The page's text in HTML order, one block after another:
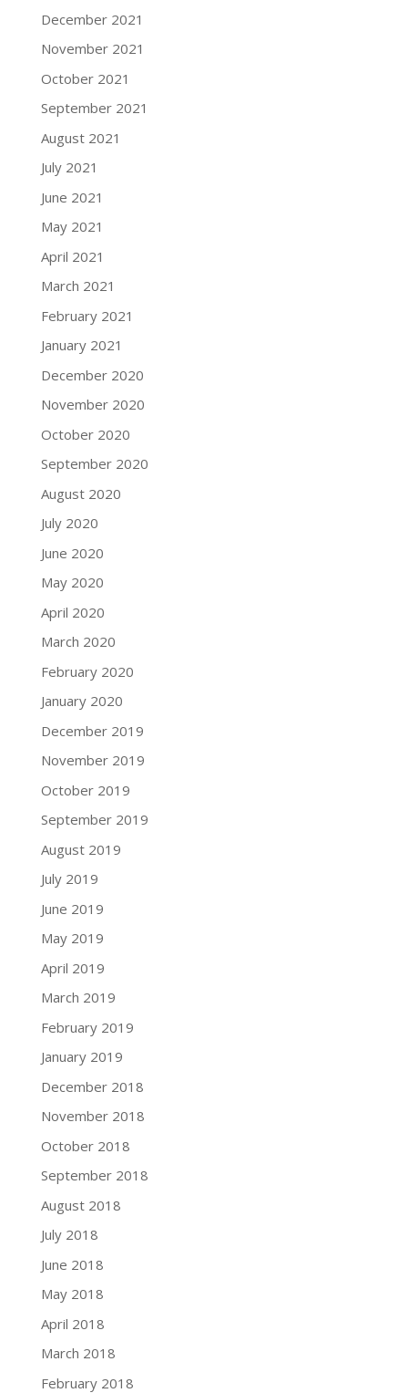
December 2021
November 2021
October 2021
September 2021
August 2021
July 2021
June 2021
May 2021
April 2021
March 2021
February 2021
January 2021
December 2020
November 2020
October 2020
September 2020
August 2020
July 2020
June 2020
May 2020
April 2020
March 2020
February 2020
January 2020
December 2019
November 2019
October 2019
September 2019
August 2019
July 2019
June 2019
May 2019
April 2019
March 2019
February 2019
January 2019
December 2018
November 2018
October 2018
September 2018
August 2018
July 2018
June 2018
May 2018
April 2018
March 2018
February 2018